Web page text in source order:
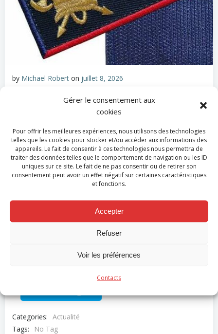
Gérer le consentement aux
cookies
Pour offrir les meilleures expériences, nous utilisons des technologies
telles que les cookies pour stocker et/ou accéder aux informations des
appareils. Le fait de consentir à ces technologies nous permettra de
traiter des données telles que le comportement de navigation ou les ID
uniques sur ce site. Le fait de ne pas consentir ou de retirer son
consentement peut avoir un effet négatif sur certaines caractéristiques
et fonctions.
Accepter
Refuser
Voir les préférences
Contacts
by Michael Robert on juillet 8, 2026
Appel à candidatures – Promotion par avancement
secours
Hesbaye (Province de Liège)
Conformément aux articles 52 et suivants de l’Arrêté
royal du 19 avril 2014 relatif au statut
administratif des membres opérationnels des zones
de secours, la présente vacance
d’emploi est portée à la connaissance des membres
Avis recrutement par promotion Lieutenant volontaire – pour
Categories: Actualité
Tags:
No Tag